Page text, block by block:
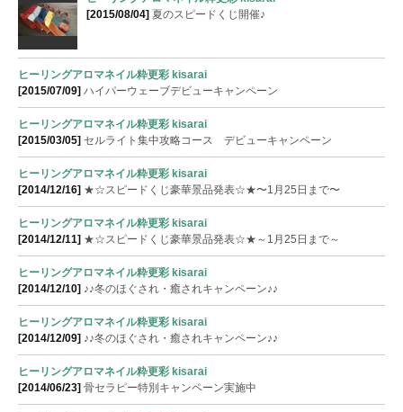
[2015/08/04] 夏のスピードくじ開催♪
ヒーリングアロマネイル粋更彩 kisarai
[2015/07/09] ハイパーウェーブデビューキャンペーン
ヒーリングアロマネイル粋更彩 kisarai
[2015/03/05] セルライト集中攻略コース デビューキャンペーン
ヒーリングアロマネイル粋更彩 kisarai
[2014/12/16] ★☆スピードくじ豪華景品発表☆★〜1月25日まで〜
ヒーリングアロマネイル粋更彩 kisarai
[2014/12/11] ★☆スピードくじ豪華景品発表☆★～1月25日まで～
ヒーリングアロマネイル粋更彩 kisarai
[2014/12/10] ♪♪冬のほぐされ・癒されキャンペーン♪♪
ヒーリングアロマネイル粋更彩 kisarai
[2014/12/09] ♪♪冬のほぐされ・癒されキャンペーン♪♪
ヒーリングアロマネイル粋更彩 kisarai
[2014/06/23] 骨セラピー特別キャンペーン実施中